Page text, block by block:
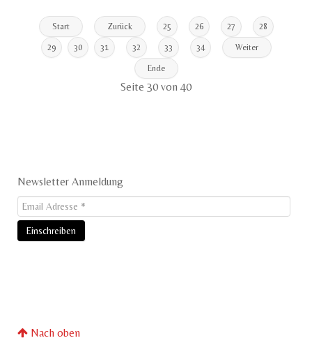
Start Zurück 25 26 27 28
29 30 31 32 33 34 Weiter
Ende
Seite 30 von 40
Newsletter Anmeldung
Nach oben